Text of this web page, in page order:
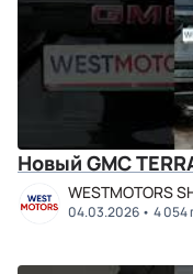
Новый GMC
WESTMOTORS
04.03.2026 4 054